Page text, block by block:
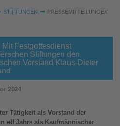
STIFTUNGEN
PRESSEMITTEILUNGEN
Festgottesdienst
Stiftungen den
Vorstand Klaus-Dieter
2024
Tätigkeit als Vorstand der
elf Jahre als Kaufmännischer